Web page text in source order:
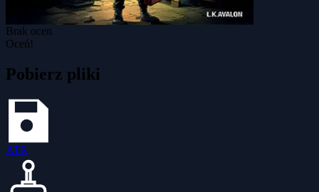
Brak ocen
Oceń!
Pobierz pliki
ATR